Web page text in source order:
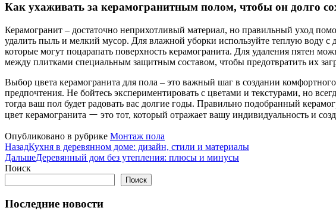
Как ухаживать за керамогранитным полом, чтобы он долго
Керамогранит – достаточно неприхотливый материал, но правильный уход
удалить пыль и мелкий мусор. Для влажной уборки используйте теплую воду с
которые могут поцарапать поверхность керамогранита. Для удаления пятен
между плитками специальным защитным составом, чтобы предотвратить их
Выбор цвета керамогранита для пола – это важный шаг в создании
предпочтения. Не бойтесь экспериментировать с цветами и текстурами, но
тогда ваш пол будет радовать вас долгие годы. Правильно подобранный
цвет керамогранита ー это тот, который отражает вашу индивидуальность и
Опубликовано в рубрике Монтаж пола
НазадКухня в деревянном доме: дизайн, стили и материалы
ДальшеДеревянный дом без утепления: плюсы и минусы
Поиск
Поиск
Последние новости